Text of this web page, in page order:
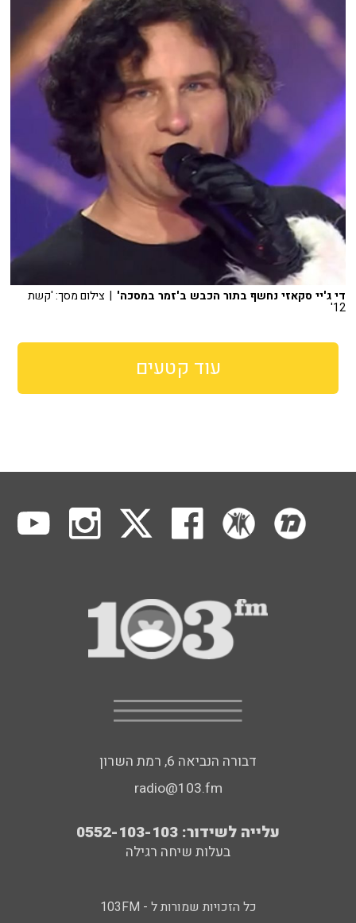
די ג'יי סקאזי נחשף בתור הכבש ב'זמר במסכה' | צילום מסך: 'קשת
12'
עוד קטעים
דבורה הנביאה 6, רמת השרון
radio@103.fm
עלייה לשידור: 0552-103-103
בעלות שיחה רגילה
כל הזכויות שמורות ל - 103FM